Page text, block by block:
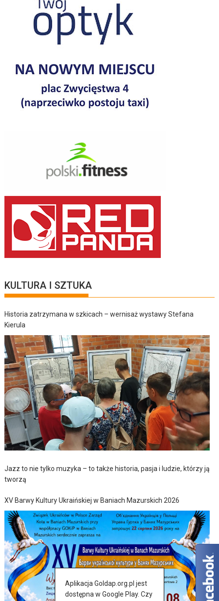
KULTURA I SZTUKA
Historia zatrzymana w szkicach – wernisaż wystawy Stefana
Kierula
Jazz to nie tylko muzyka – to także historia, pasja i ludzie, którzy ją
tworzą
XV Barwy Kultury Ukraińskiej w Baniach Mazurskich 2026
Aplikacja Goldap.org.pl jest
dostępna w Google Play. Czy